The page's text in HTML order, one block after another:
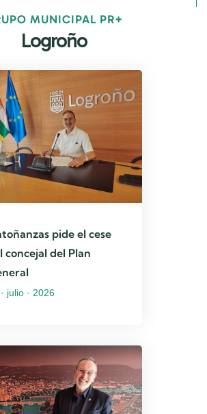
MUNICIPAL PR+
Logroño
pide el cese
concejal del Plan
julio · 2026